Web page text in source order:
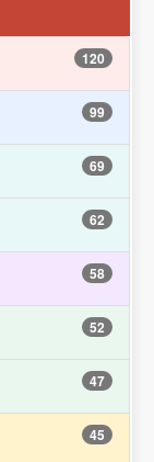
120
99
69
62
58
52
47
45